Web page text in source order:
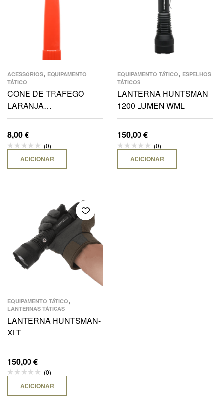
ACESSÓRIOS, EQUIPAMENTO
TÁTICO
CONE DE TRAFEGO
LARANJA
P/CADET,M5,E5R,E9,E9R
8,00€
(0)
ADICIONAR
EQUIPAMENTO TÁTICO, ESPELHOS
TÁTICOS
LANTERNA HUNTSMAN
1200 LUMEN WML
150,00€
(0)
ADICIONAR
EQUIPAMENTO TÁTICO,
LANTERNAS TÁTICAS
LANTERNA HUNTSMAN-
XLT
150,00€
(0)
ADICIONAR